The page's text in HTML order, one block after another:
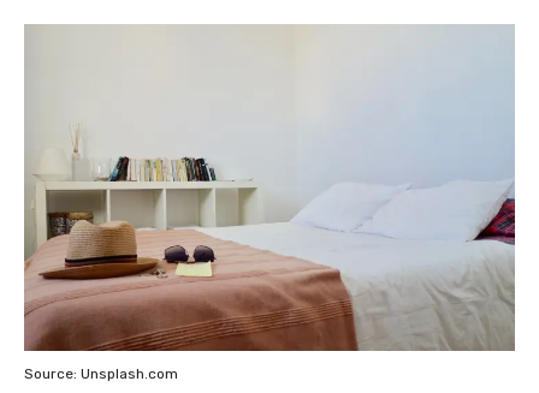
Source: Unsplash.com